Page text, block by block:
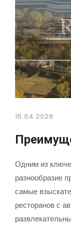
15.04.2026
Одним из
разнообразие
самые
ресторанов с